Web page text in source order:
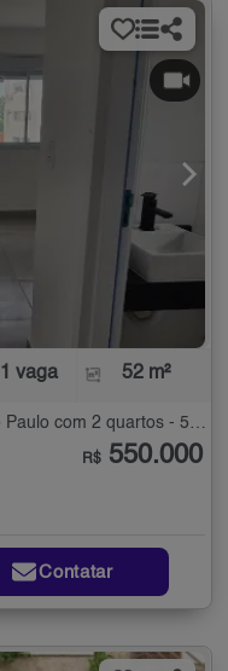
1 vaga 52 m²
Apartamento à Venda no Jardim São Paulo com 2 quartos - 52 m²
R$ 550.000
Contatar